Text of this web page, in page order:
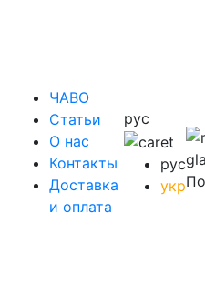
ЧАВО
Cтатьи
O нас
Контакты
Доставка
и оплата
рус
рус
укр